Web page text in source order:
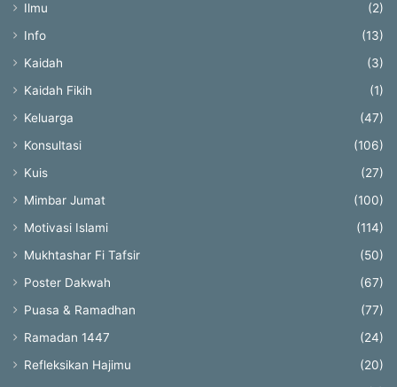
Ilmu
(2)
Info
(13)
Kaidah
(3)
Kaidah Fikih
(1)
Keluarga
(47)
Konsultasi
(106)
Kuis
(27)
Mimbar Jumat
(100)
Motivasi Islami
(114)
Mukhtashar Fi Tafsir
(50)
Poster Dakwah
(67)
Puasa & Ramadhan
(77)
Ramadan 1447
(24)
Refleksikan Hajimu
(20)